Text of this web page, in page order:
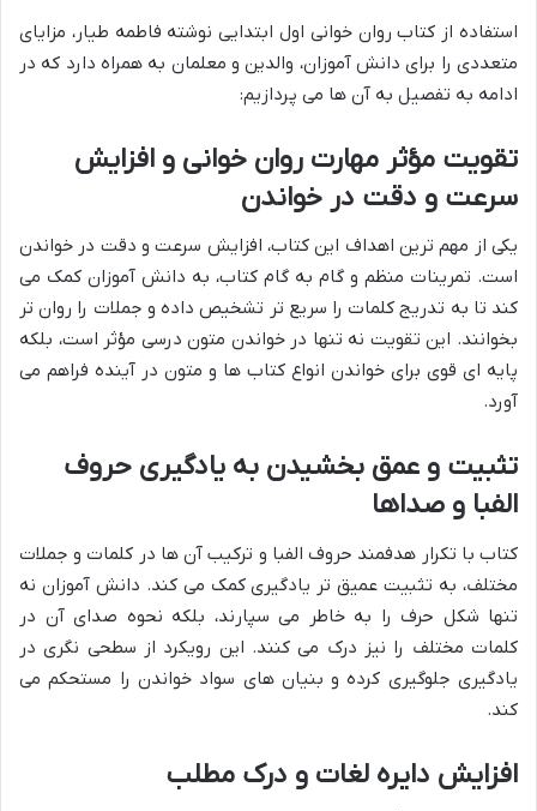
استفاده از کتاب روان خوانی اول ابتدایی نوشته فاطمه طیار، مزایای
متعددی را برای دانش آموزان، والدین و معلمان به همراه دارد که در
ادامه به تفصیل به آن ها می پردازیم:
تقویت مؤثر مهارت روان خوانی و افزایش
سرعت و دقت در خواندن
یکی از مهم ترین اهداف این کتاب، افزایش سرعت و دقت در خواندن
است. تمرینات منظم و گام به گام کتاب، به دانش آموزان کمک می
کند تا به تدریج کلمات را سریع تر تشخیص داده و جملات را روان تر
بخوانند. این تقویت نه تنها در خواندن متون درسی مؤثر است، بلکه
پایه ای قوی برای خواندن انواع کتاب ها و متون در آینده فراهم می
آورد.
تثبیت و عمق بخشیدن به یادگیری حروف
الفبا و صداها
کتاب با تکرار هدفمند حروف الفبا و ترکیب آن ها در کلمات و جملات
مختلف، به تثبیت عمیق تر یادگیری کمک می کند. دانش آموزان نه
تنها شکل حرف را به خاطر می سپارند، بلکه نحوه صدای آن در
کلمات مختلف را نیز درک می کنند. این رویکرد از سطحی نگری در
یادگیری جلوگیری کرده و بنیان های سواد خواندن را مستحکم می
کند.
افزایش دایره لغات و درک مطلب